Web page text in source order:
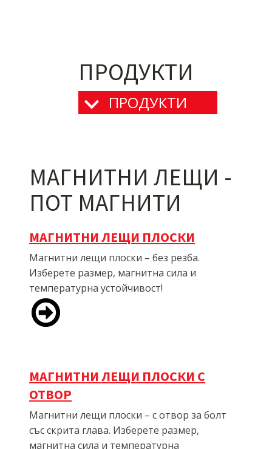
ПРОДУКТИ
ПРОДУКТИ
МАГНИТНИ ЛЕЩИ -
ПОТ МАГНИТИ
МАГНИТНИ ЛЕЩИ ПЛОСКИ
Магнитни лещи плоски – без резба.
Изберете размер, магнитна сила и
температурна устойчивост!
МАГНИТНИ ЛЕЩИ ПЛОСКИ С
ОТВОР
Магнитни лещи плоски – с отвор за болт
със скрита глава. Изберете размер,
магнитна сила и температурна